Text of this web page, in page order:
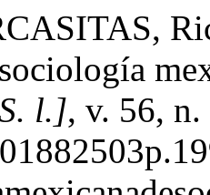
l.], v. 56,